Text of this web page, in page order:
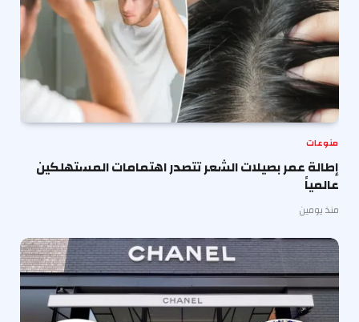
منوعات
إطالة عمر بصيلات الشعر تتصدر اهتمامات المستهلكين
عالمياً
منذ يومين